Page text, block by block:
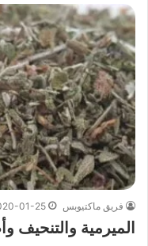
فريق ماكتيوبس 01-25
الميرمية والتنحيف